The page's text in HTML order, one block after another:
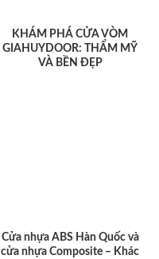
KHÁM PHÁ CỬA VÒM
GIAHUYDOOR: THẨM MỸ
VÀ BỀN ĐẸP
Cửa nhựa ABS Hàn Quốc và
cửa nhựa Composite – Khác